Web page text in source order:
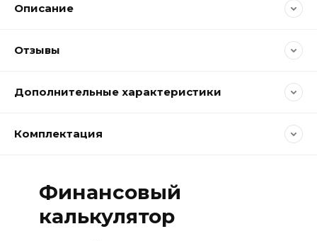
Описание
Отзывы
Дополнительные характеристики
Комплектация
Финансовый
калькулятор